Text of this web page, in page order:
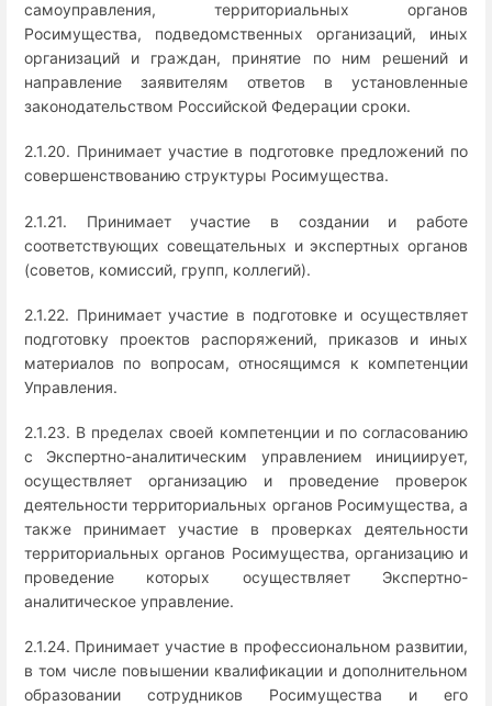
самоуправления, территориальных органов
Росимущества, подведомственных организаций, иных
организаций и граждан, принятие по ним решений и
направление заявителям ответов в установленные
законодательством Российской Федерации сроки.
2.1.20. Принимает участие в подготовке предложений по
совершенствованию структуры Росимущества.
2.1.21. Принимает участие в создании и работе
соответствующих совещательных и экспертных органов
(советов, комиссий, групп, коллегий).
2.1.22. Принимает участие в подготовке и осуществляет
подготовку проектов распоряжений, приказов и иных
материалов по вопросам, относящимся к компетенции
Управления.
2.1.23. В пределах своей компетенции и по согласованию
с Экспертно-аналитическим управлением инициирует,
осуществляет организацию и проведение проверок
деятельности территориальных органов Росимущества, а
также принимает участие в проверках деятельности
территориальных органов Росимущества, организацию и
проведение которых осуществляет Экспертно-
аналитическое управление.
2.1.24. Принимает участие в профессиональном развитии,
в том числе повышении квалификации и дополнительном
образовании сотрудников Росимущества и его